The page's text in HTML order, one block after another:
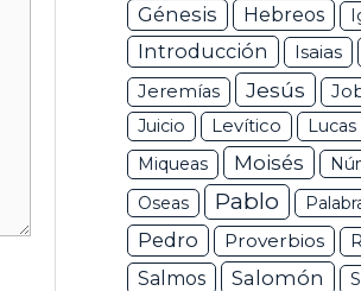
Génesis Hebreos
Introducción Isaias
Jeremías Jesús
Juicio Levítico Lucas
Miqueas
Moisés
Oseas
Pablo
Pedro Proverbios
Salmos
Salomón